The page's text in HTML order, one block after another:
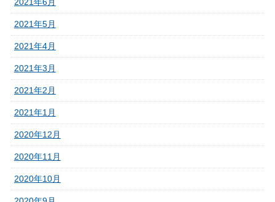
2021年6月
2021年5月
2021年4月
2021年3月
2021年2月
2021年1月
2020年12月
2020年11月
2020年10月